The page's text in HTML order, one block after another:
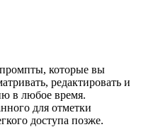
промпты, которые вы
редактировать и
в любое время.
для отметки
доступа позже.